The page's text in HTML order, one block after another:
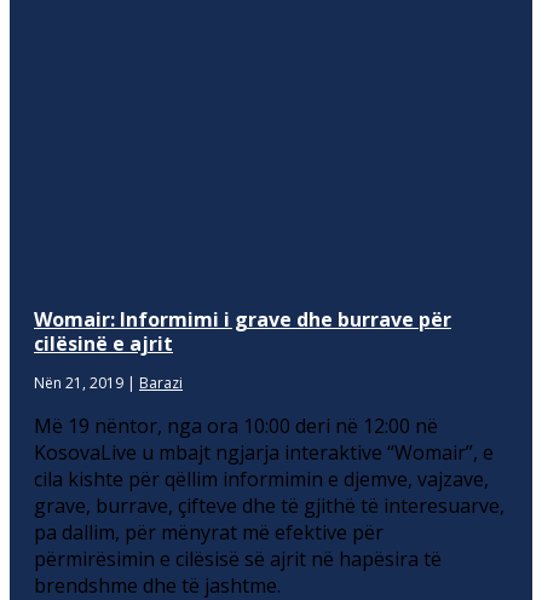
Womair: Informimi i grave dhe burrave për
cilësinë e ajrit
Nën 21, 2019 | Barazi
Më 19 nëntor, nga ora 10:00 deri në 12:00 në
KosovaLive u mbajt ngjarja interaktive “Womair”, e
cila kishte për qëllim informimin e djemve, vajzave,
grave, burrave, çifteve dhe të gjithë të interesuarve,
pa dallim, për mënyrat më efektive për
përmirësimin e cilësisë së ajrit në hapësira të
brendshme dhe të jashtme.